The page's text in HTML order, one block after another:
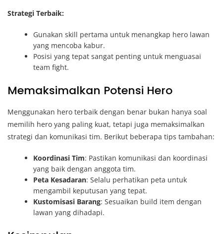
Strategi Terbaik:
Gunakan skill pertama untuk menangkap hero lawan
yang mencoba kabur.
Posisi yang tepat sangat penting untuk menguasai
team fight.
Memaksimalkan Potensi Hero
Menggunakan hero terbaik dengan benar bukan hanya soal
memilih hero yang paling kuat, tetapi juga memaksimalkan
strategi dan komunikasi tim. Berikut beberapa tips tambahan:
Koordinasi Tim: Pastikan komunikasi dan koordinasi
yang baik dengan anggota tim.
Peta Kesadaran: Selalu perhatikan peta untuk
mengambil keputusan yang tepat.
Kustomisasi Barang: Sesuaikan build item dengan
lawan yang dihadapi.